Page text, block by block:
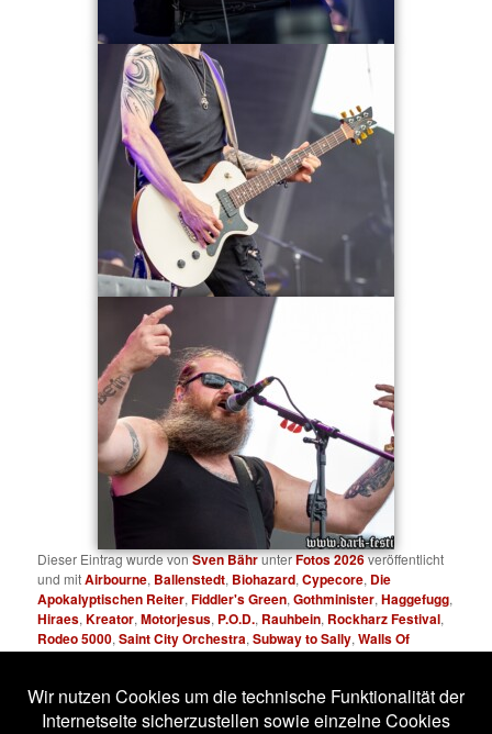
Dieser Eintrag wurde vonSven BährunterFotos 2026veröffentlicht
und mitAirbourne, Ballenstedt, Biohazard,Cypecore, Die
Apokalyptischen Reiter,Fiddler's Green,Gothminister,Haggefugg,
Hiraes,Kreator,Motorjesus, P.O.D., Rauhbein, Rockharz Festival,
Rodeo 5000,Saint City Orchestra,Subway to Sally,Walls Of
Jerichoverschlagwortet. Setze ein Lesezeichen für denPermalink.
Impressum